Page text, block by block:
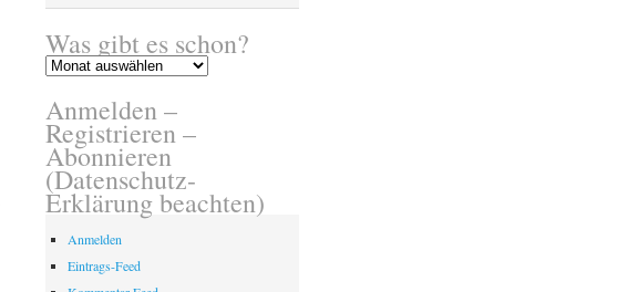
Was gibt es schon?
Was
es
schon?
Anmelden –
Registrieren –
Abonnieren
(Datenschutz-
Erklärung beachten)
Anmelden
Eintrags-Feed